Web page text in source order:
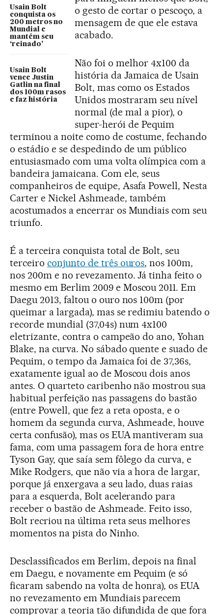
Usain Bolt
conquista os
200 metros no
Mundial e
mantém seu
‘reinado’
Usain Bolt
vence Justin
Gatlin na final
dos 100m rasos
e faz história
o gesto de cortar o pescoço, a
mensagem de que ele estava
acabado.
Não foi o melhor 4x100 da
história da Jamaica de Usain
Bolt, mas como os Estados
Unidos mostraram seu nível
normal (de mal a pior), o
super-herói de Pequim
terminou a noite como de costume, fechando
o estádio e se despedindo de um público
entusiasmado com uma volta olímpica com a
bandeira jamaicana. Com ele, seus
companheiros de equipe, Asafa Powell, Nesta
Carter e Nickel Ashmeade, também
acostumados a encerrar os Mundiais com seu
triunfo.
É a terceira conquista total de Bolt, seu
terceiro conjunto de três ouros, nos 100m,
nos 200m e no revezamento. Já tinha feito o
mesmo em Berlim 2009 e Moscou 2011. Em
Daegu 2013, faltou o ouro nos 100m (por
queimar a largada), mas se redimiu batendo o
recorde mundial (37,04s) num 4x100
eletrizante, contra o campeão do ano, Yohan
Blake, na curva. No sábado quente e suado de
Pequim, o tempo da Jamaica foi de 37,36s,
exatamente igual ao de Moscou dois anos
antes. O quarteto caribenho não mostrou sua
habitual perfeição nas passagens do bastão
(entre Powell, que fez a reta oposta, e o
homem da segunda curva, Ashmeade, houve
certa confusão), mas os EUA mantiveram sua
fama, com uma passagem fora de hora entre
Tyson Gay, que saía sem fôlego da curva, e
Mike Rodgers, que não via a hora de largar,
porque já enxergava a seu lado, duas raias
para a esquerda, Bolt acelerando para
receber o bastão de Ashmeade. Feito isso,
Bolt recriou na última reta seus melhores
momentos na pista do Ninho.
Desclassificados em Berlim, depois na final
em Daegu, e novamente em Pequim (e só
ficaram sabendo na volta de honra), os EUA
no revezamento em Mundiais parecem
comprovar a teoria tão difundida de que fora